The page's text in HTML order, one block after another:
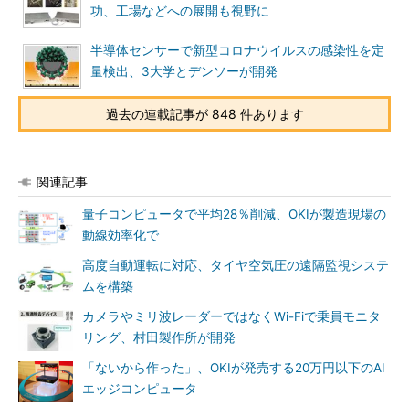
功、工場などへの展開も視野に
半導体センサーで新型コロナウイルスの感染性を定
量検出、3大学とデンソーが開発
過去の連載記事が 848 件あります
関連記事
量子コンピュータで平均28％削減、OKIが製造現場の
動線効率化で
高度自動運転に対応、タイヤ空気圧の遠隔監視システ
ムを構築
カメラやミリ波レーダーではなくWi-Fiで乗員モニタ
リング、村田製作所が開発
「ないから作った」、OKIが発売する20万円以下のAI
エッジコンピュータ